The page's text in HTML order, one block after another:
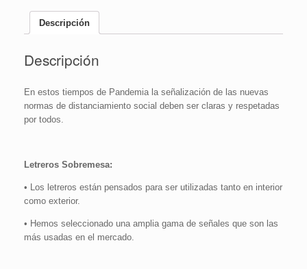
Descripción
Descripción
En estos tiempos de Pandemia la señalización de las nuevas
normas de distanciamiento social deben ser claras y respetadas
por todos.
Letreros Sobremesa:
• Los letreros están pensados para ser utilizadas tanto en interior
como exterior.
• Hemos seleccionado una amplia gama de señales que son las
más usadas en el mercado.